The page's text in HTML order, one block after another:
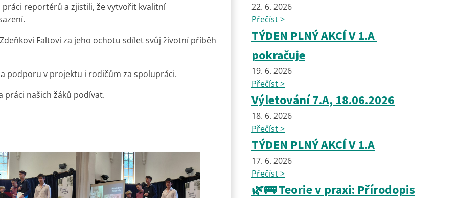
reportérů a zjistili, že vytvořit kvalitní
Faltovi za jeho ochotu sdílet svůj životní příběh
podporu v projektu i rodičům za spolupráci.
práci našich žáků podívat.
22. 6. 2026
Přečíst >
TÝDEN PLNÝ AKCÍ V 1.A
pokračuje
19. 6. 2026
Přečíst >
Výletování 7.A, 18.06.2026
18. 6. 2026
Přečíst >
TÝDEN PLNÝ AKCÍ V 1.A
17. 6. 2026
Přečíst >
🌿🚌 Teorie v praxi: Přírodopis